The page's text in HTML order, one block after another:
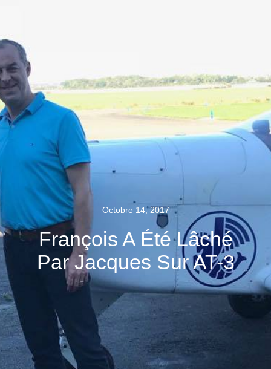
Octobre 14, 2017
François A Été Lâché
Par Jacques Sur AT-3